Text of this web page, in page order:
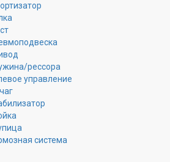
рессора
управление
система